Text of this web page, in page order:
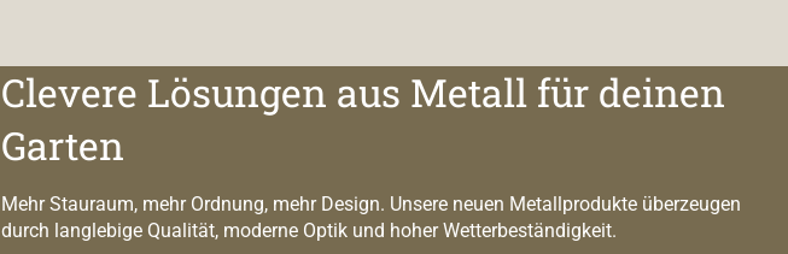
Clevere Lösungen aus Metall für deinen
Garten
Mehr Stauraum, mehr Ordnung, mehr Design. Unsere neuen Metallprodukte überzeugen
durch langlebige Qualität, moderne Optik und hoher Wetterbeständigkeit.